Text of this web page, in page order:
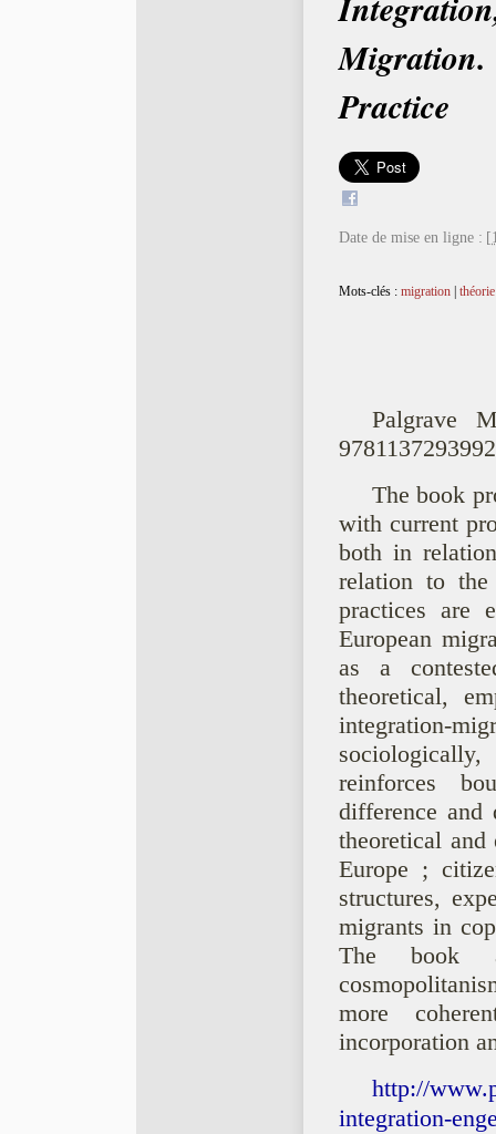
Migration.
Practice
Date de mise en ligne :
Mots-clés : migration| théorie
Palgrave
The book
with current
both in
relation to the
practices are
European
as a
theoretical,
integration-
reinforces
difference
theoretical
Europe ;
structures,
migrants in
The book
more
incorporation
http://
integration-